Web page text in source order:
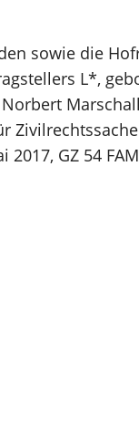
sowie die
L*,
GZ 54